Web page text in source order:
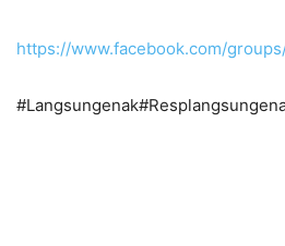
https://www.facebook.com/